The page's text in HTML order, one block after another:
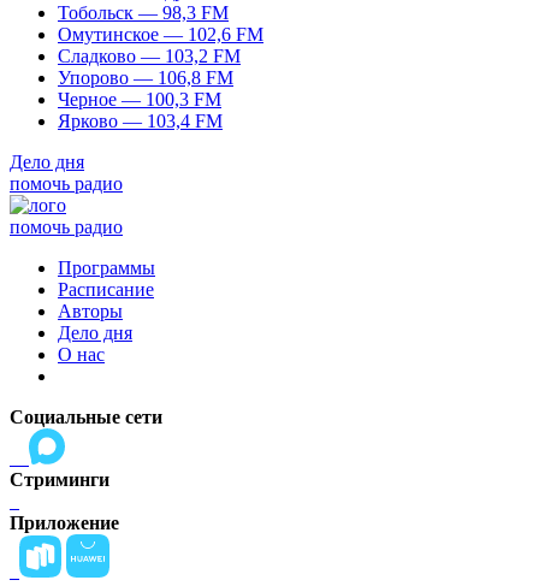
Тобольск — 98,3 FM
Омутинское — 102,6 FM
Сладково — 103,2 FM
Упорово — 106,8 FM
Черное — 100,3 FM
Ярково — 103,4 FM
Дело дня
помочь радио
помочь радио
Программы
Расписание
Авторы
Дело дня
О нас
Социальные сети
Стриминги
Приложение